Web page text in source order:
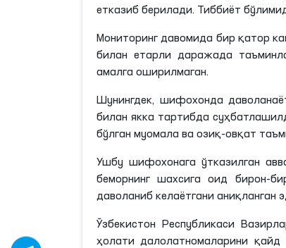
етказиб берилади. Тиббиёт
Мониторинг давомида бир қатор
билан етарли даражада
амалга оширилмаган.
Шунингдек, шифохонда
билан якка тартибда
бўлган муомала ва озиқ-овқат
Ушбу шифохонага ўтказилган
беморнинг шахсига оид бирон-
даволаниб келаётгани аниқланган
Ўзбекистон Республикаси
ҳолати далолатномаларини